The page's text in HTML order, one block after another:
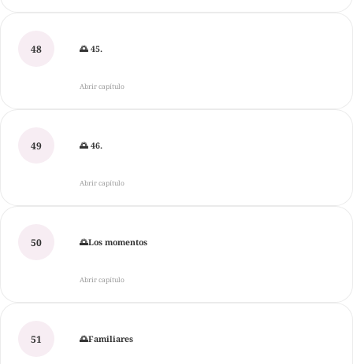
48 🌅 45.
Abrir capítulo
49 🌅 46.
Abrir capítulo
50 🌅Los momentos
Abrir capítulo
51 🌅Familiares